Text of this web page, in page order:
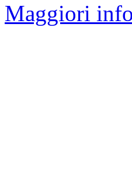
Maggiori